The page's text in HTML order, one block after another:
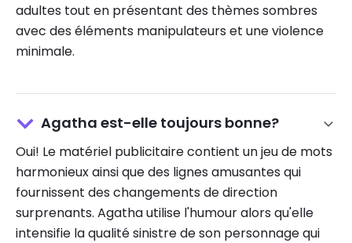
adultes tout en présentant des thèmes sombres
avec des éléments manipulateurs et une violence
minimale.
Agatha est-elle toujours bonne?
Oui! Le matériel publicitaire contient un jeu de mots
harmonieux ainsi que des lignes amusantes qui
fournissent des changements de direction
surprenants. Agatha utilise l'humour alors qu'elle
intensifie la qualité sinistre de son personnage qui